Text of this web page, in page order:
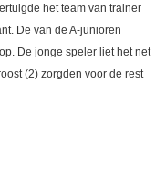
het team van trainer
De van de A-junioren
De jonge speler liet het net
(2) zorgden voor de rest